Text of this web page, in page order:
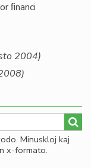
ﬁnanci
2004)
Minuskloj kaj
x-formato.